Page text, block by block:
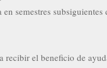
semestres
recibir el beneficio de